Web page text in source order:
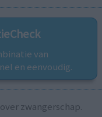
van
en eenvoudig.
zwangerschap.